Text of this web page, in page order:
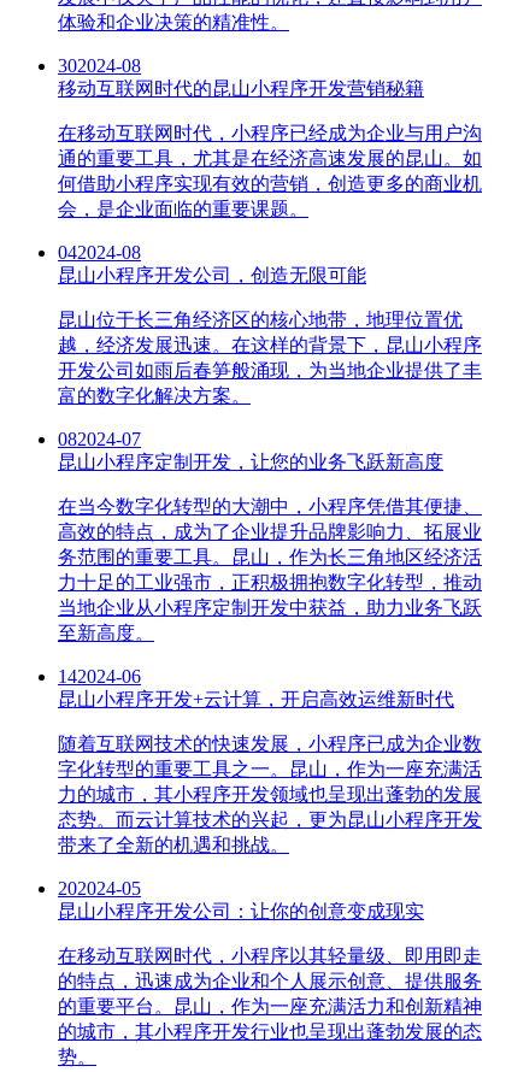
体验和企业决策的精准性。
302024-08
移动互联网时代的昆山小程序开发营销秘籍
在移动互联网时代，小程序已经成为企业与用户沟
通的重要工具，尤其是在经济高速发展的昆山。如
何借助小程序实现有效的营销，创造更多的商业机
会，是企业面临的重要课题。
042024-08
昆山小程序开发公司，创造无限可能
昆山位于长三角经济区的核心地带，地理位置优
越，经济发展迅速。在这样的背景下，昆山小程序
开发公司如雨后春笋般涌现，为当地企业提供了丰
富的数字化解决方案。
082024-07
昆山小程序定制开发，让您的业务飞跃新高度
在当今数字化转型的大潮中，小程序凭借其便捷、
高效的特点，成为了企业提升品牌影响力、拓展业
务范围的重要工具。昆山，作为长三角地区经济活
力十足的工业强市，正积极拥抱数字化转型，推动
当地企业从小程序定制开发中获益，助力业务飞跃
至新高度。
142024-06
昆山小程序开发+云计算，开启高效运维新时代
随着互联网技术的快速发展，小程序已成为企业数
字化转型的重要工具之一。昆山，作为一座充满活
力的城市，其小程序开发领域也呈现出蓬勃的发展
态势。而云计算技术的兴起，更为昆山小程序开发
带来了全新的机遇和挑战。
202024-05
昆山小程序开发公司：让你的创意变成现实
在移动互联网时代，小程序以其轻量级、即用即走
的特点，迅速成为企业和个人展示创意、提供服务
的重要平台。昆山，作为一座充满活力和创新精神
的城市，其小程序开发行业也呈现出蓬勃发展的态
势。